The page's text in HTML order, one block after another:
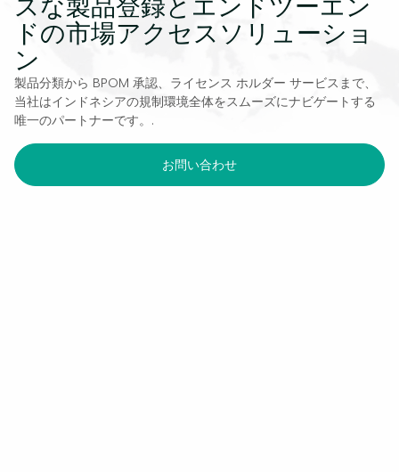
ドの市場アクセスソリューショ
ン
製品分類から BPOM 承認、ライセンス ホルダー サービスまで、
当社はインドネシアの規制環境全体をスムーズにナビゲートする
唯一のパートナーです。.
お問い合わせ